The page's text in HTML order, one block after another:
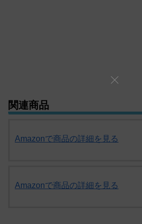
関連商品
Amazonで商品の詳細を見る
Amazonで商品の詳細を見る